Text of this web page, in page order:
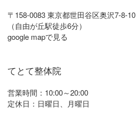
〒158-0083 東京都世田谷区奥沢7-8-10
（自由が丘駅徒歩6分）
google mapで見る
てとて整体院
営業時間：10:00～20:00
定休日：日曜日、月曜日